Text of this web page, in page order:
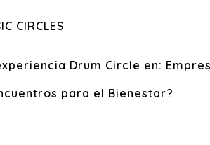
Drum Circle en:
para el Bienestar?